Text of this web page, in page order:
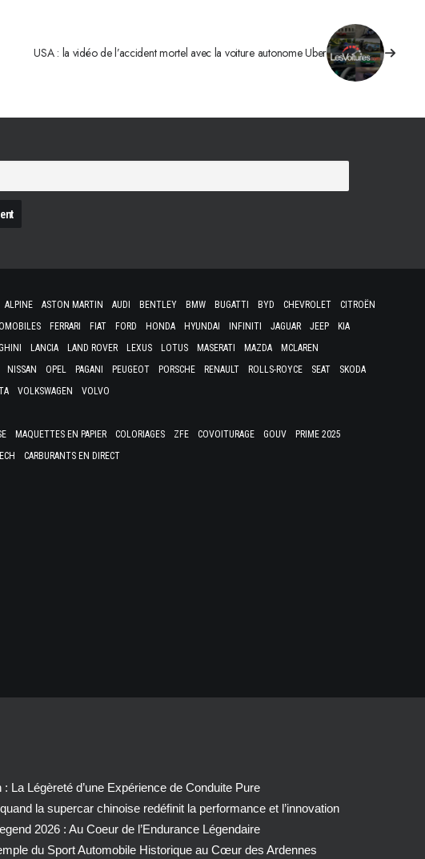
USA : la vidéo de l’accident mortel avec la voiture autonome Uber
ALPINE ASTON MARTIN AUDI BENTLEY BMW BUGATTI BYD CHEVROLET
CITROËN
FERRARI FIAT FORD HONDA HYUNDAI INFINITI JAGUAR JEEP
KIA
LANCIA LAND ROVER LEXUS LOTUS MASERATI MAZDA
MCLAREN
NISSAN OPEL PAGANI PEUGEOT PORSCHE RENAULT ROLLS-ROYCE SEAT
SKODA
VOLKSWAGEN VOLVO
MAQUETTES EN PAPIER COLORIAGES ZFE COVOITURAGE GOUV
PRIME 2025
CARBURANTS EN DIRECT
La Légèreté d’une Expérience de Conduite Pure
la supercar chinoise redéfinit la performance et l’innovation
2026 : Au Coeur de l’Endurance Légendaire
du Sport Automobile Historique au Cœur des Ardennes